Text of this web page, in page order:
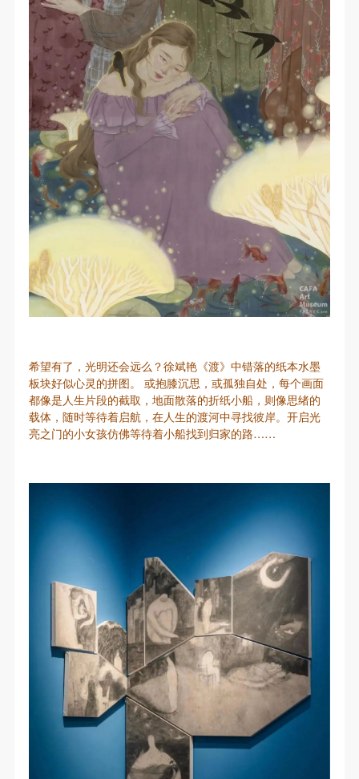
希望有了，光明还会远么？徐斌艳《渡》中错落的纸本水墨
板块好似心灵的拼图。 或抱膝沉思，或孤独自处，每个画面
都像是人生片段的截取，地面散落的折纸小船，则像思绪的
载体，随时等待着启航，在人生的渡河中寻找彼岸。开启光
亮之门的小女孩仿佛等待着小船找到归家的路……